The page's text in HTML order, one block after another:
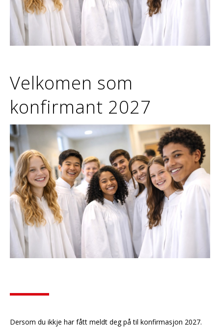
Velkomen som
konfirmant 2027
Dersom du ikkje har fått meldt deg på til konfirmasjon 2027.